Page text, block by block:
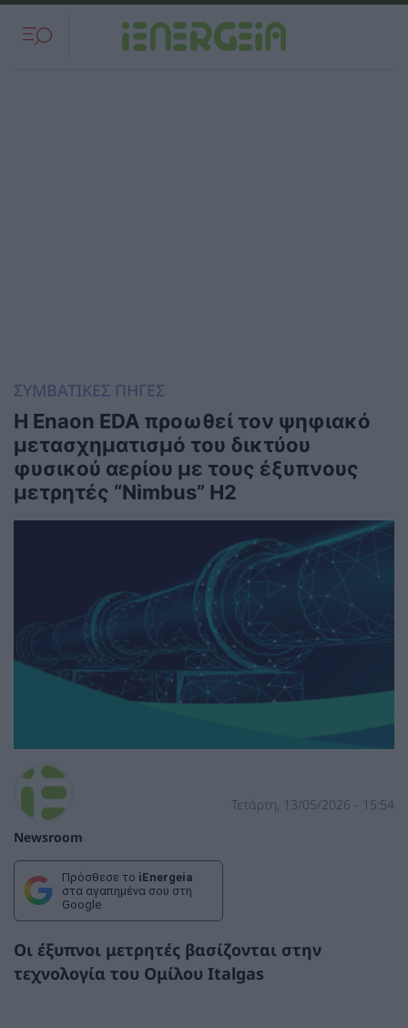
ΣΥΜΒΑΤΙΚΕΣ ΠΗΓΕΣ
Η Enaon EDA προωθεί τον ψηφιακό
μετασχηματισμό του δικτύου
φυσικού αερίου με τους έξυπνους
μετρητές “Nimbus” H2
Newsroom
Τετάρτη, 13/05/2026 - 15:54
Πρόσθεσε το iEnergeia
στα αγαπημένα σου στη
Google
Οι έξυπνοι μετρητές βασίζονται στην
τεχνολογία του Ομίλου Italgas